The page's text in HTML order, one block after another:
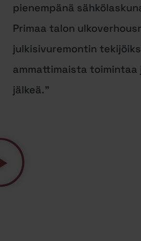
pienempänä
Primaa talon
julkisivuremontin
ammattimaista
jälkeä.”